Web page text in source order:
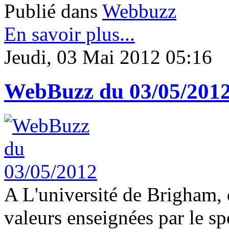
Publié dans Webbuzz
En savoir plus...
Jeudi, 03 Mai 2012 05:16
WebBuzz du 03/05/
A L'université de Brigham,
valeurs enseignées par le